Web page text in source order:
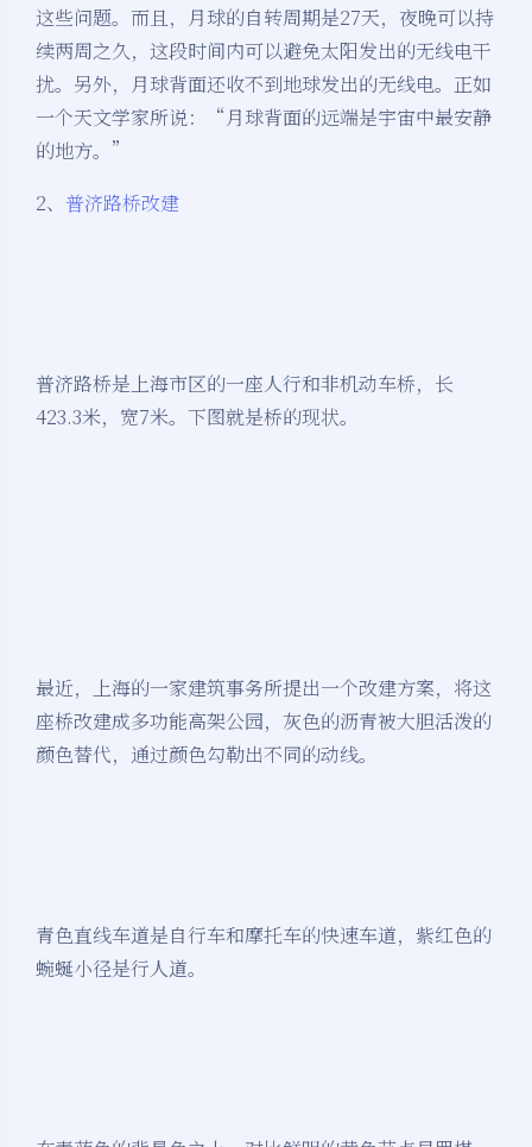
这些问题。而且，月球的自转周期是27天，夜晚可以持
续两周之久，这段时间内可以避免太阳发出的无线电干
扰。另外，月球背面还收不到地球发出的无线电。正如
一个天文学家所说：“月球背面的远端是宇宙中最安静
的地方。”
2、 普济路桥改建
普济路桥是上海市区的一座人行和非机动车桥，长
423.3米，宽7米。下图就是桥的现状。
最近，上海的一家建筑事务所提出一个改建方案，将这
座桥改建成多功能高架公园，灰色的沥青被大胆活泼的
颜色替代，通过颜色勾勒出不同的动线。
青色直线车道是自行车和摩托车的快速车道，紫红色的
蜿蜒小径是行人道。